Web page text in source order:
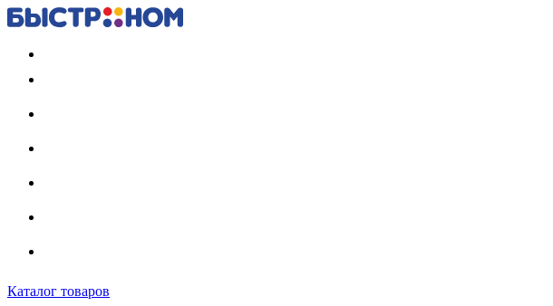
Каталог товаров